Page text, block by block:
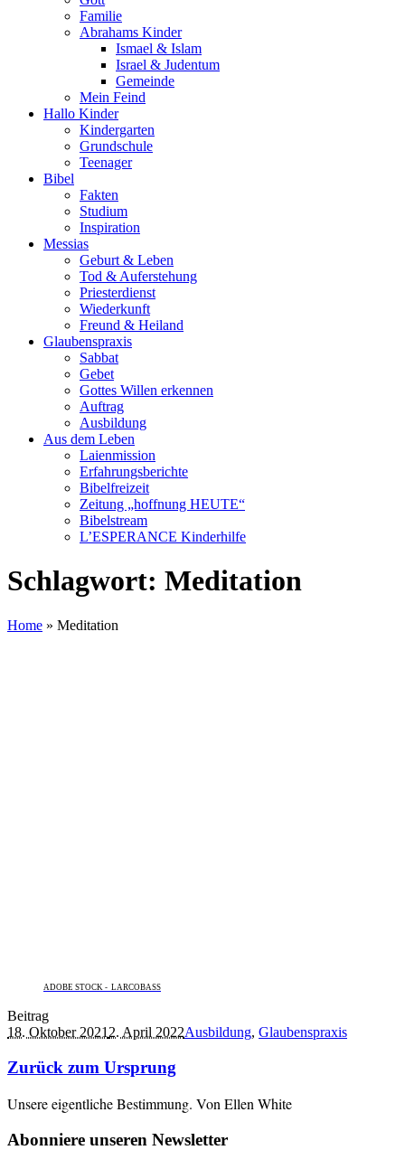
Familie
Abrahams Kinder
Ismael & Islam
Israel & Judentum
Gemeinde
Mein Feind
Hallo Kinder
Kindergarten
Grundschule
Teenager
Bibel
Fakten
Studium
Inspiration
Messias
Geburt & Leben
Tod & Auferstehung
Priesterdienst
Wiederkunft
Freund & Heiland
Glaubenspraxis
Sabbat
Gebet
Gottes Willen erkennen
Auftrag
Ausbildung
Aus dem Leben
Laienmission
Erfahrungsberichte
Bibelfreizeit
Zeitung „hoffnung HEUTE“
Bibelstream
L’ESPERANCE Kinderhilfe
Schlagwort: Meditation
Home » Meditation
ADOBE STOCK - LARCOBASS
Beitrag
18. Oktober 2021 2. April 2022Ausbildung, Glaubenspraxis
Zurück zum Ursprung
Unsere eigentliche Bestimmung. Von Ellen White
Abonniere unseren Newsletter